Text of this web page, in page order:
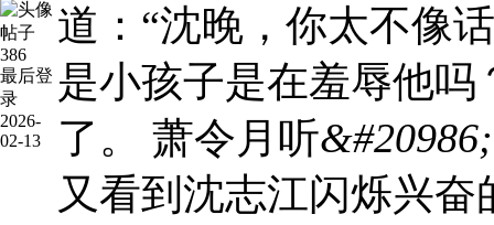
帖子
386
最后登
录
2026-
02-13
道：“沈晚，你太不像
是小孩子是在羞辱他
了。 萧令月听&#20986;
又看到沈志江闪烁兴